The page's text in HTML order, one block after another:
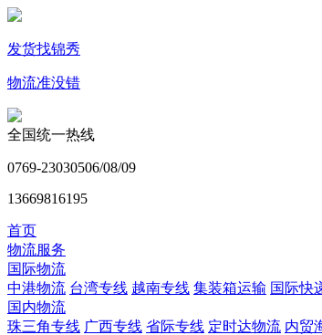
发货找锦秀
物流准没错
全国统一热线
0769-23030506/08/09
13669816195
首页
物流服务
国际物流
中港物流 台湾专线 越南专线 集装箱运输 国际快
国内物流
珠三角专线 广西专线 省际专线 定时达物流 内贸